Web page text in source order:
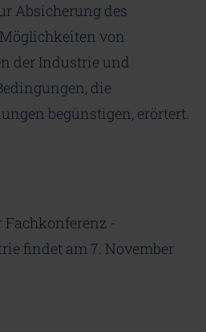
Absicherung des
von
der Industrie und
die
begünstigen, erörtert.
Fachkonferenz -
findet am 7. November